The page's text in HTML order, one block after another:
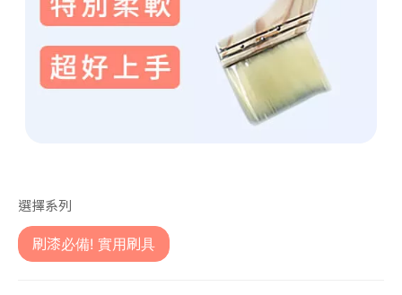
選擇系列
刷漆必備! 實用刷具